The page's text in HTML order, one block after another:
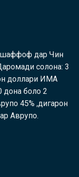
дар Чин
солона: 3
доллари ИМА
дона боло 2
45% ,дигарон
Аврупо.